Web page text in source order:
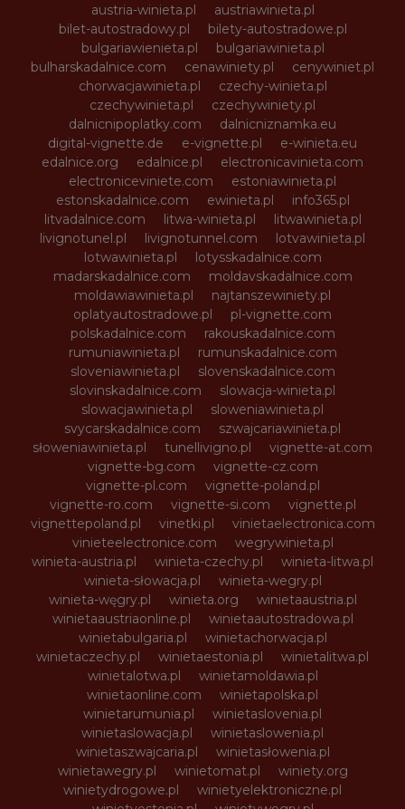
austria-winieta.pl
austriawinieta.pl
bilet-autostradowy.pl
bilety-autostradowe.pl
bulgariawienieta.pl
bulgariawinieta.pl
bulharskadalnice.com
cenawiniety.pl
cenywiniet.pl
chorwacjawinieta.pl
czechy-winieta.pl
czechywinieta.pl
czechywiniety.pl
dalnicnipoplatky.com
dalnicniznamka.eu
digital-vignette.de
e-vignette.pl
e-winieta.eu
edalnice.org
edalnice.pl
electronicavinieta.com
electroniceviniete.com
estoniawinieta.pl
estonskadalnice.com
ewinieta.pl
info365.pl
litvadalnice.com
litwa-winieta.pl
litwawinieta.pl
livignotunel.pl
livignotunnel.com
lotvawinieta.pl
lotwawinieta.pl
lotysskadalnice.com
madarskadalnice.com
moldavskadalnice.com
moldawiawinieta.pl
najtanszewiniety.pl
oplatyautostradowe.pl
pl-vignette.com
polskadalnice.com
rakouskadalnice.com
rumuniawinieta.pl
rumunskadalnice.com
sloveniawinieta.pl
slovenskadalnice.com
slovinskadalnice.com
slowacja-winieta.pl
slowacjawinieta.pl
sloweniawinieta.pl
svycarskadalnice.com
szwajcariawinieta.pl
słoweniawinieta.pl
tunellivigno.pl
vignette-at.com
vignette-bg.com
vignette-cz.com
vignette-pl.com
vignette-poland.pl
vignette-ro.com
vignette-si.com
vignette.pl
vignettepoland.pl
vinetki.pl
vinietaelectronica.com
vinieteelectronice.com
wegrywinieta.pl
winieta-austria.pl
winieta-czechy.pl
winieta-litwa.pl
winieta-słowacja.pl
winieta-wegry.pl
winieta-węgry.pl
winieta.org
winietaaustria.pl
winietaaustriaonline.pl
winietaautostradowa.pl
winietabulgaria.pl
winietachorwacja.pl
winietaczechy.pl
winietaestonia.pl
winietalitwa.pl
winietalotwa.pl
winietamoldawia.pl
winietaonline.com
winietapolska.pl
winietarumunia.pl
winietaslovenia.pl
winietaslowacja.pl
winietaslowenia.pl
winietaszwajcaria.pl
winietasłowenia.pl
winietawegry.pl
winietomat.pl
winiety.org
winietydrogowe.pl
winietyelektroniczne.pl